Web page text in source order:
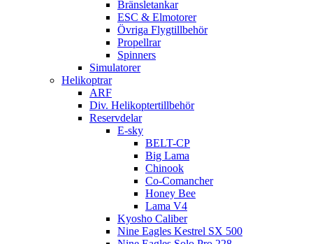
Bränsletankar
ESC & Elmotorer
Övriga Flygtillbehör
Propellrar
Spinners
Simulatorer
Helikoptrar
ARF
Div. Helikoptertillbehör
Reservdelar
E-sky
BELT-CP
Big Lama
Chinook
Co-Comancher
Honey Bee
Lama V4
Kyosho Caliber
Nine Eagles Kestrel SX 500